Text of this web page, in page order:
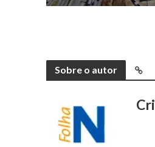
Sobre o autor